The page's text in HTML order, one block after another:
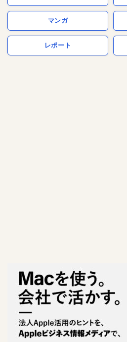
マンガ
レポート